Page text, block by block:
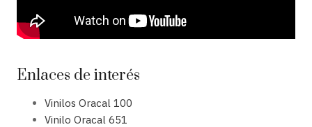
Enlaces de interés
Vinilos Oracal 100
Vinilo Oracal 651